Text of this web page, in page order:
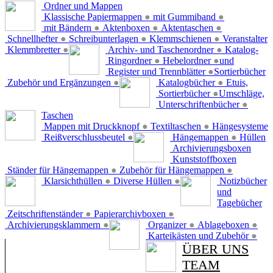
Ordner und Mappen
Klassische Papiermappen ● mit Gummiband ●
mit Bändern ● Aktenboxen ● Aktentaschen ●
Schnellhefter ● Schreibunterlagen ● Klemmschienen ●
Klemmbretter ●
Veranstalter
Archiv- und Taschenordner ●
Ringordner ● Hebelordner ●
Register und Trennblätter ●
Zubehör und Ergänzungen ●
Katalog-
und
Sortierbücher
Katalogbücher ●
Sortierbücher ●
Unterschriftenbücher ●
Etuis,
Umschläge,
Taschen
Mappen mit Druckknopf ● Textiltaschen ●
Reißverschlussbeutel ●
Hängesysteme
Hängemappen ●
Ständer für Hängemappen ● Zubehör für Hängemappen ●
Hüllen
Klarsichthüllen ● Diverse Hüllen ●
Archivierungsboxen
Zeitschriftenständer ● Papierarchivboxen ●
Archivierungsklammern ●
Kunststoffboxen
Organizer ● Ablageboxen ●
Karteikästen und Zubehör ●
Notizbücher
und
Tagebücher
ÜBER UNS
TEAM